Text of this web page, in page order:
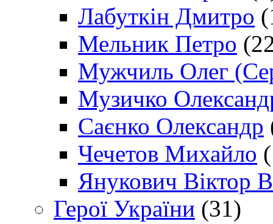
Лабуткін Дмитро
Мельник Петро
Мужчиль Олег
Музичко
Саєнко Олександр
Чечетов Михайло
Янукович Віктор
Герої України (31)